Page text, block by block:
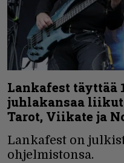
Lankafest täyttää
juhlakansaa
Tarot, Viikate ja
Lankafest on
ohjelmistonsa.